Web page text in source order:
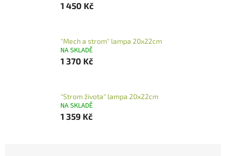
1 450 Kč
"Mech a strom" lampa 20x22cm
NA SKLADĚ
1 370 Kč
"Strom života" lampa 20x22cm
NA SKLADĚ
1 359 Kč